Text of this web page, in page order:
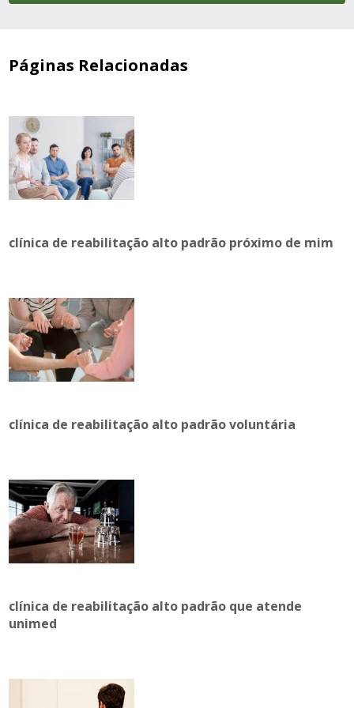
Páginas Relacionadas
clínica de reabilitação alto padrão próximo de mim
clínica de reabilitação alto padrão voluntária
clínica de reabilitação alto padrão que atende
unimed